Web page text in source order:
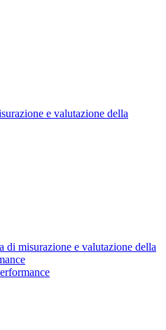
e valutazione della
di misurazione e valutazione della